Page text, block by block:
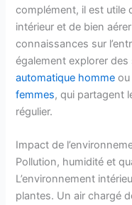
complément, il est utile
intérieur et de bien
connaissances sur
également explorer
automatique homme ou
femmes, qui partagent
régulier.
Impact de
Pollution, humidité et
L’environnement
plantes. Un air chargé